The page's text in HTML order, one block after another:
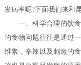
发病率呢?下面我们来和
一、科学合理的饮食
的食物问题往往是通过
维素，辛辣以及刺激的